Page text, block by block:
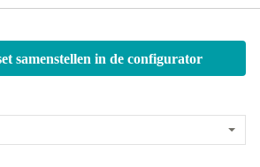
samenstellen in de configurator